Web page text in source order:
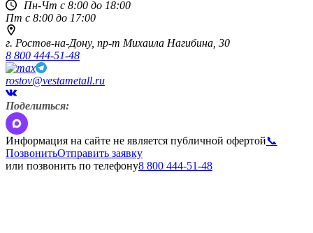
Пн-Чт с 8:00 до 18:00
Пт с 8:00 до 17:00
г. Ростов-на-Дону, пр-т Михаила Нагибина, 30
8 800 444-51-48
rostov@vestametall.ru
Поделиться:
Информация на сайте не является публичной офертой📞
ПозвонитьОтправить заявку
или позвонить по телефону8 800 444-51-48